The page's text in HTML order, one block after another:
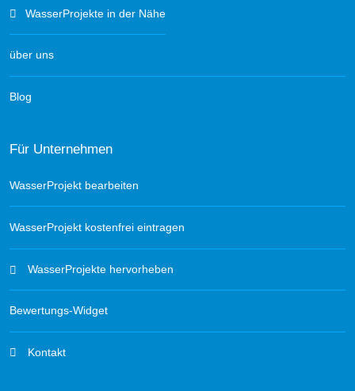
WasserProjekte in der Nähe
über uns
Blog
Für Unternehmen
WasserProjekt bearbeiten
WasserProjekt kostenfrei eintragen
WasserProjekte hervorheben
Bewertungs-Widget
Kontakt